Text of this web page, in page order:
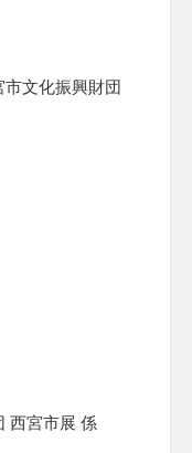
文化振興財団
西宮市展 係